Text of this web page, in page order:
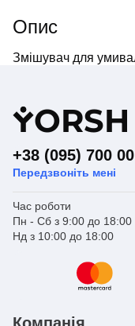
Опис
Змішувач для
YORSH
+38 (095) 700
Передзвоніть мені
Час роботи
Пн - Сб з 9:00 до 18:00
Нд з 10:00 до 18:00